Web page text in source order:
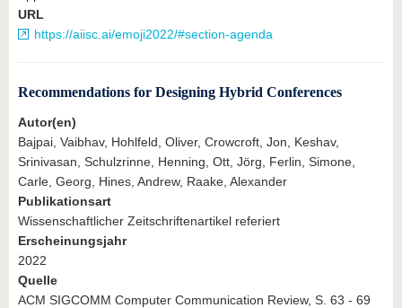
URL
https://aiisc.ai/emoji2022/#section-agenda
Recommendations for Designing Hybrid Conferences
Autor(en)
Bajpai, Vaibhav, Hohlfeld, Oliver, Crowcroft, Jon, Keshav,
Srinivasan, Schulzrinne, Henning, Ott, Jörg, Ferlin, Simone,
Carle, Georg, Hines, Andrew, Raake, Alexander
Publikationsart
Wissenschaftlicher Zeitschriftenartikel referiert
Erscheinungsjahr
2022
Quelle
ACM SIGCOMM Computer Communication Review, S. 63 - 69